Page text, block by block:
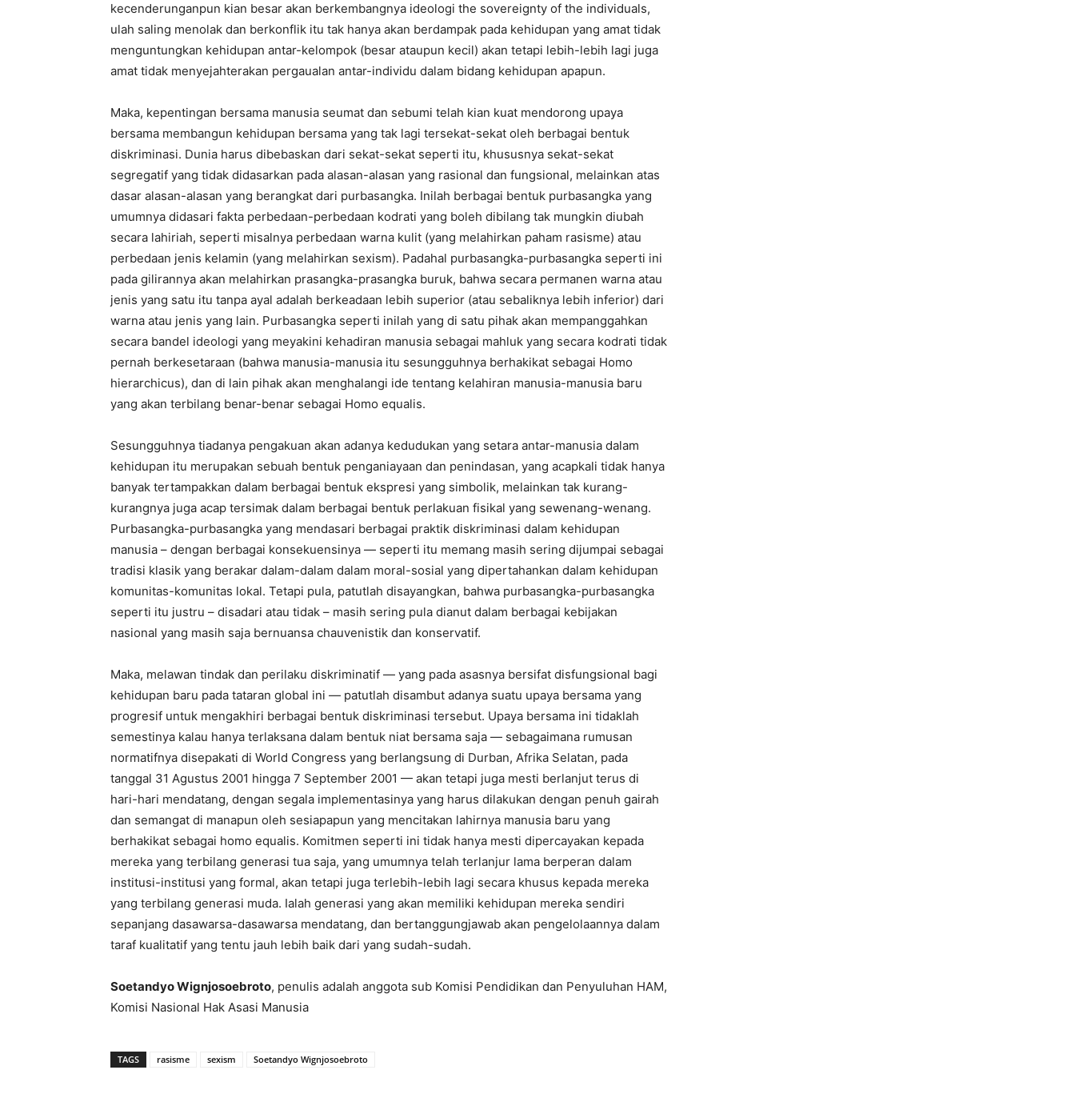
kecenderunganpun kian besar akan berkembangnya ideologi the sovereignty of the individuals,
ulah saling menolak dan berkonflik itu tak hanya akan berdampak pada kehidupan yang amat tidak
menguntungkan kehidupan antar-kelompok (besar ataupun kecil) akan tetapi lebih-lebih lagi juga
amat tidak menyejahterakan pergaualan antar-individu dalam bidang kehidupan apapun.
Maka, kepentingan bersama manusia seumat dan sebumi telah kian kuat mendorong upaya
bersama membangun kehidupan bersama yang tak lagi tersekat-sekat oleh berbagai bentuk
diskriminasi. Dunia harus dibebaskan dari sekat-sekat seperti itu, khususnya sekat-sekat
segregatif yang tidak didasarkan pada alasan-alasan yang rasional dan fungsional, melainkan atas
dasar alasan-alasan yang berangkat dari purbasangka. Inilah berbagai bentuk purbasangka yang
umumnya didasari fakta perbedaan-perbedaan kodrati yang boleh dibilang tak mungkin diubah
secara lahiriah, seperti misalnya perbedaan warna kulit (yang melahirkan paham rasisme) atau
perbedaan jenis kelamin (yang melahirkan sexism). Padahal purbasangka-purbasangka seperti ini
pada gilirannya akan melahirkan prasangka-prasangka buruk, bahwa secara permanen warna atau
jenis yang satu itu tanpa ayal adalah berkeadaan lebih superior (atau sebaliknya lebih inferior) dari
warna atau jenis yang lain. Purbasangka seperti inilah yang di satu pihak akan mempanggahkan
secara bandel ideologi yang meyakini kehadiran manusia sebagai mahluk yang secara kodrati tidak
pernah berkesetaraan (bahwa manusia-manusia itu sesungguhnya berhakikat sebagai Homo
hierarchicus), dan di lain pihak akan menghalangi ide tentang kelahiran manusia-manusia baru
yang akan terbilang benar-benar sebagai Homo equalis.
Sesungguhnya tiadanya pengakuan akan adanya kedudukan yang setara antar-manusia dalam
kehidupan itu merupakan sebuah bentuk penganiayaan dan penindasan, yang acapkali tidak hanya
banyak tertampakkan dalam berbagai bentuk ekspresi yang simbolik, melainkan tak kurang-
kurangnya juga acap tersimak dalam berbagai bentuk perlakuan fisikal yang sewenang-wenang.
Purbasangka-purbasangka yang mendasari berbagai praktik diskriminasi dalam kehidupan
manusia – dengan berbagai konsekuensinya — seperti itu memang masih sering dijumpai sebagai
tradisi klasik yang berakar dalam-dalam dalam moral-sosial yang dipertahankan dalam kehidupan
komunitas-komunitas lokal. Tetapi pula, patutlah disayangkan, bahwa purbasangka-purbasangka
seperti itu justru – disadari atau tidak – masih sering pula dianut dalam berbagai kebijakan
nasional yang masih saja bernuansa chauvenistik dan konservatif.
Maka, melawan tindak dan perilaku diskriminatif — yang pada asasnya bersifat disfungsional bagi
kehidupan baru pada tataran global ini — patutlah disambut adanya suatu upaya bersama yang
progresif untuk mengakhiri berbagai bentuk diskriminasi tersebut. Upaya bersama ini tidaklah
semestinya kalau hanya terlaksana dalam bentuk niat bersama saja — sebagaimana rumusan
normatifnya disepakati di World Congress yang berlangsung di Durban, Afrika Selatan, pada
tanggal 31 Agustus 2001 hingga 7 September 2001 — akan tetapi juga mesti berlanjut terus di
hari-hari mendatang, dengan segala implementasinya yang harus dilakukan dengan penuh gairah
dan semangat di manapun oleh sesiapapun yang mencitakan lahirnya manusia baru yang
berhakikat sebagai homo equalis. Komitmen seperti ini tidak hanya mesti dipercayakan kepada
mereka yang terbilang generasi tua saja, yang umumnya telah terlanjur lama berperan dalam
institusi-institusi yang formal, akan tetapi juga terlebih-lebih lagi secara khusus kepada mereka
yang terbilang generasi muda. Ialah generasi yang akan memiliki kehidupan mereka sendiri
sepanjang dasawarsa-dasawarsa mendatang, dan bertanggungjawab akan pengelolaannya dalam
taraf kualitatif yang tentu jauh lebih baik dari yang sudah-sudah.
Soetandyo Wignjosoebroto, penulis adalah anggota sub Komisi Pendidikan dan Penyuluhan HAM,
Komisi Nasional Hak Asasi Manusia
TAGS rasisme sexism Soetandyo Wignjosoebroto